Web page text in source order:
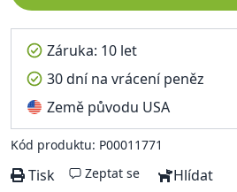
Záruka: 10 let
30 dní na vrácení peněz
Země původu USA
Kód produktu: P00011771
Tisk Zeptat se Hlídat